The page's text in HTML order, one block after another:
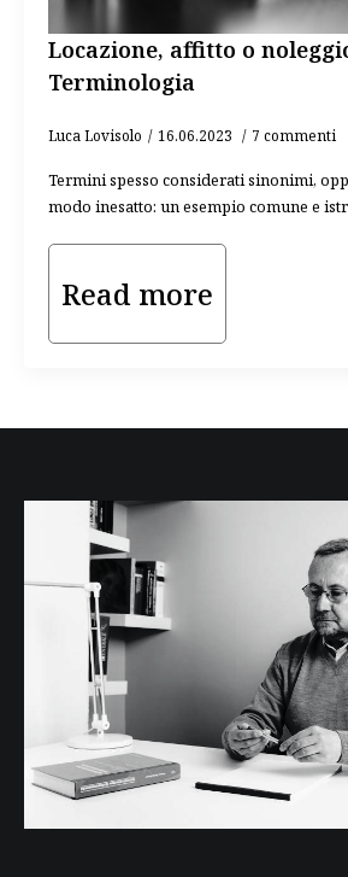
Locazione, affitto o
Terminologia
Luca Lovisolo 16.06.2023 7 commenti
Termini spesso considerati sinonimi,
modo inesatto: un esempio comune e
Read more